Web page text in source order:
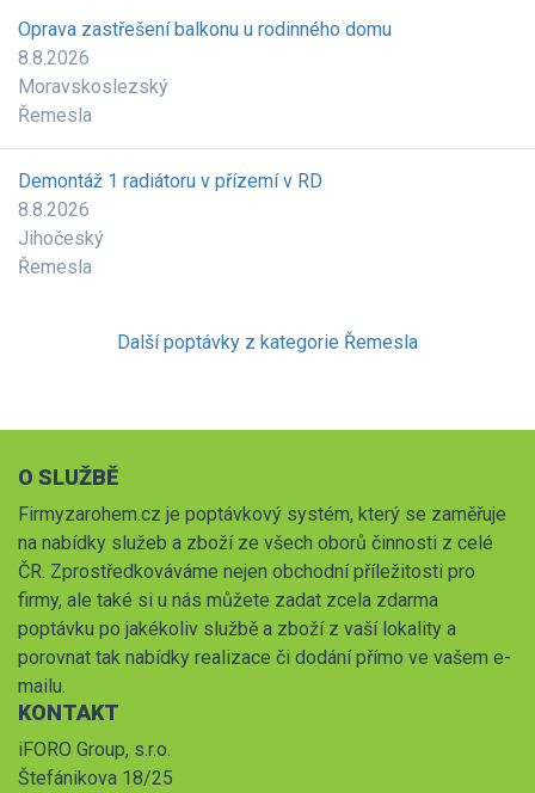
Oprava zastřešení balkonu u rodinného domu
8.8.2026
Moravskoslezský
Řemesla
Demontáž 1 radiátoru v přízemí v RD
8.8.2026
Jihočeský
Řemesla
Další poptávky z kategorie Řemesla
O SLUŽBĚ
Firmyzarohem.cz je poptávkový systém, který se zaměřuje
na nabídky služeb a zboží ze všech oborů činnosti z celé
ČR. Zprostředkováváme nejen obchodní příležitosti pro
firmy, ale také si u nás můžete zadat zcela zdarma
poptávku po jakékoliv službě a zboží z vaší lokality a
porovnat tak nabídky realizace či dodání přímo ve vašem e-
mailu.
KONTAKT
iFORO Group, s.r.o.
Štefánikova 18/25